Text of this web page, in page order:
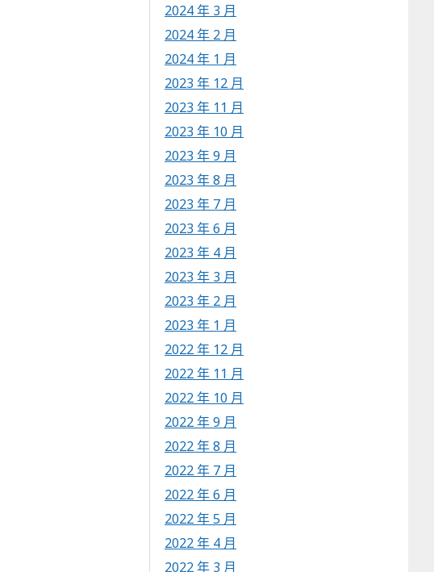
2024 年 3 月
2024 年 2 月
2024 年 1 月
2023 年 12 月
2023 年 11 月
2023 年 10 月
2023 年 9 月
2023 年 8 月
2023 年 7 月
2023 年 6 月
2023 年 4 月
2023 年 3 月
2023 年 2 月
2023 年 1 月
2022 年 12 月
2022 年 11 月
2022 年 10 月
2022 年 9 月
2022 年 8 月
2022 年 7 月
2022 年 6 月
2022 年 5 月
2022 年 4 月
2022 年 3 月